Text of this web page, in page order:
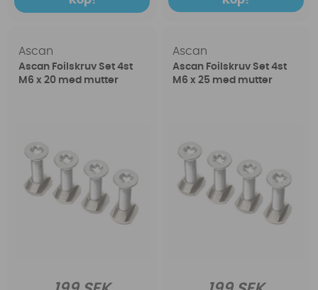
Ascan
Ascan Foilskruv Set 4st
M6 x 20 med mutter
Ascan
Ascan Foilskruv Set 4st
M6 x 25 med mutter